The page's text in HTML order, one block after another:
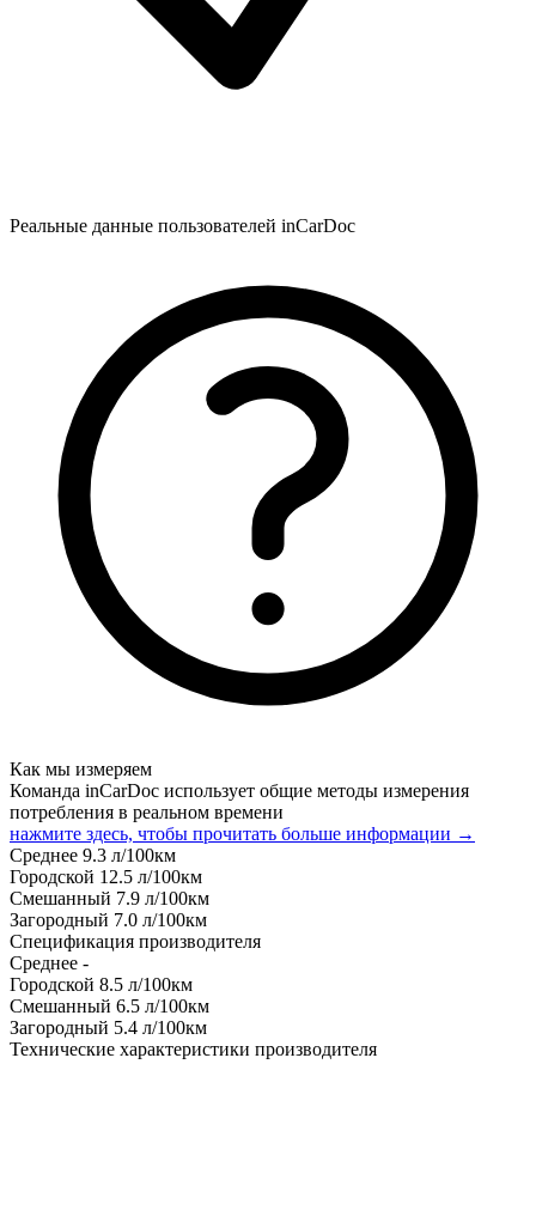
Реальные данные пользователей inCarDoc
Как мы измеряем
Команда inCarDoc использует общие методы измерения
потребления в реальном времени
нажмите здесь, чтобы прочитать больше информации →
Среднее 9.3 л/100км
Городской 12.5 л/100км
Смешанный 7.9 л/100км
Загородный 7.0 л/100км
Спецификация производителя
Среднее -
Городской 8.5 л/100км
Смешанный 6.5 л/100км
Загородный 5.4 л/100км
Технические характеристики производителя